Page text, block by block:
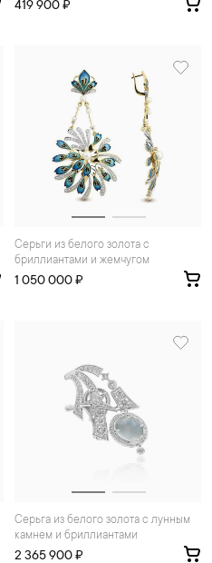
419 900 ₽
Серьги из белого золота с
бриллиантами и жемчугом
1 050 000 ₽
Серьга из белого золота с лунным
камнем и бриллиантами
2 365 900 ₽